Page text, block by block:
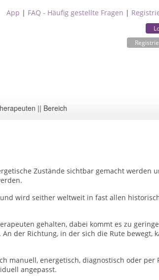
App | FAQ - Häufig gestellte Fragen |
|| Bereich
Zustände sichtbar gemacht werden
wird seither weltweit in fast allen
gehalten, dabei kommt es zu
der Richtung, in der sich die Rute bewegt,
manuell, energetisch, diagnostisch oder per
angepasst.